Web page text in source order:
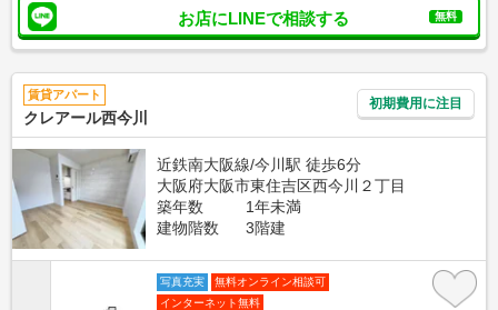
お店にLINEで相談する 無料
賃貸アパート
クレアール西今川
初期費用に注目
近鉄南大阪線/今川駅 徒歩6分
大阪府大阪市東住吉区西今川２丁目
築年数
1年未満
建物階数
3階建
写真充実
無料オンライン相談可
インターネット無料